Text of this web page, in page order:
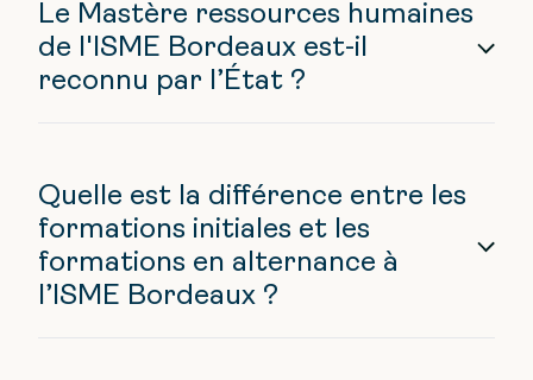
Le Mastère ressources humaines
de l'ISME Bordeaux est-il
reconnu par l’État ?
Quelle est la différence entre les
formations initiales et les
formations en alternance à
l’ISME Bordeaux ?